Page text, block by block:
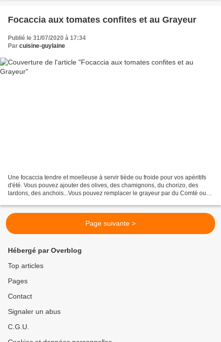
Focaccia aux tomates confites et au Grayeur
Publié le 31/07/2020 à 17:34
Par cuisine-guylaine
Une focaccia tendre et moelleuse à servir tiède ou froide pour vos apéritifs
d'été. Vous pouvez ajouter des olives, des chamignons, du chorizo, des
lardons, des anchois...Vous pouvez remplacer le grayeur par du Comté ou
Page suivante >
Hébergé par Overblog
Top articles
Pages
Contact
Signaler un abus
C.G.U.